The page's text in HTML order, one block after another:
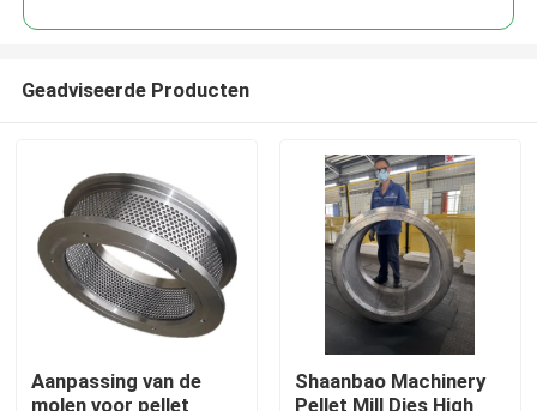
Geadviseerde Producten
Aanpassing van de
molen voor pellet
Shaanbao Machinery
Pellet Mill Dies High